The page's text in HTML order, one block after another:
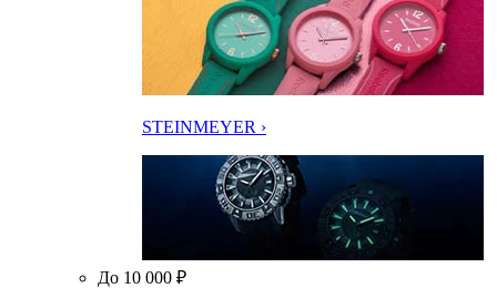
STEINMEYER ›
До 10 000 ₽